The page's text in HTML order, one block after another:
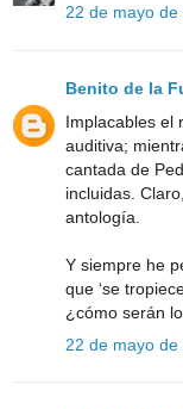
22 de mayo
Benito de la
Implacables el
auditiva;
cantada de
incluidas.
antología.
Y siempre he
que ‘se
¿cómo serán
22 de mayo